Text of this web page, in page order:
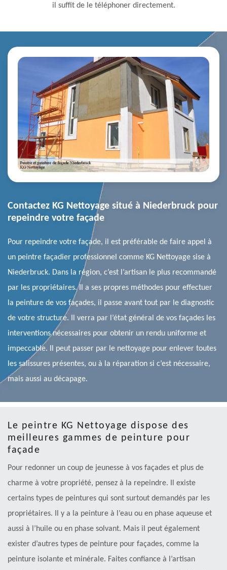
il suffit de le téléphoner directement.
Contactez KG Nettoyage situé à Niederbruck pour
repeindre votre façade
Pour repeindre votre façade, il est préférable de faire appel à
un peintre façadier professionnel comme KG Nettoyage sise à
Niederbruck. Dans la région, c’est l’artisan le plus recommandé
par les propriétaires. Il a ses propres méthodes pour effectuer
la peinture de vos façades, il passe avant tout par le diagnostic
de votre structure. Il verra par l’état général de vos façades les
interventions nécessaires pour obtenir un rendu uniforme et
impeccable. Il peut passer par le nettoyage pour enlever toutes
les salissures présentes, ou à la réparation si c’est nécessaire,
mais aussi au décapage.
Le peintre KG Nettoyage dispose des
meilleures gammes de peinture pour
façade
Pour redonner un coup de jeunesse à vos façades et plus de
charme à votre propriété, pensez à la repeindre. Il existe
certains types de peintures qui sont surtout demandés par les
propriétaires. Il y a la peinture à l’eau ou en phase aqueuse et
aussi à l’huile ou en phase solvant. Mais il peut également
exister d’autres types de peinture pour façades, comme la
peinture isolante et minérale. Faites confiance à l’artisan